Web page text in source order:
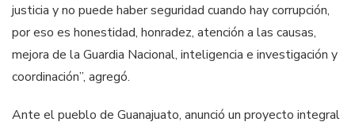
justicia y no puede haber seguridad cuando hay corrupción,
por eso es honestidad, honradez, atención a las causas,
mejora de la Guardia Nacional, inteligencia e investigación y
coordinación”, agregó.
Ante el pueblo de Guanajuato, anunció un proyecto integral